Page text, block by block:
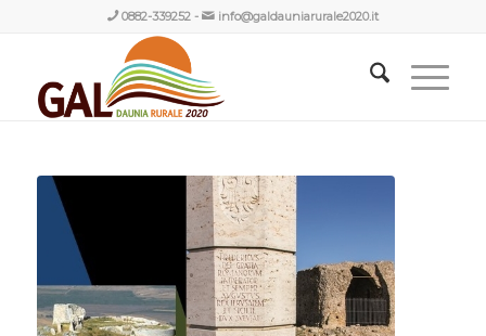
0882-339252- info@galdauniarurale2020.it